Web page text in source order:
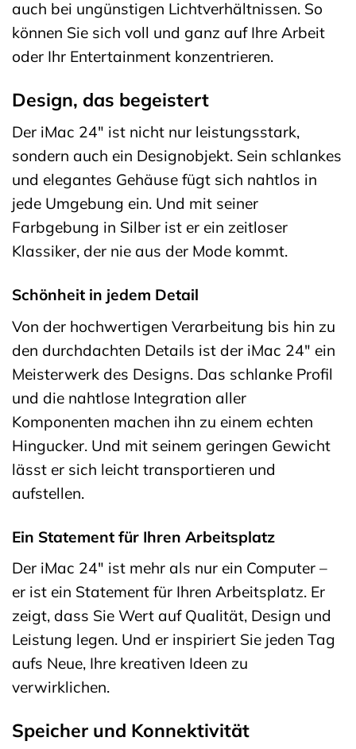
auch bei ungünstigen Lichtverhältnissen. So
können Sie sich voll und ganz auf Ihre Arbeit
oder Ihr Entertainment konzentrieren.
Design, das begeistert
Der iMac 24″ ist nicht nur leistungsstark,
sondern auch ein Designobjekt. Sein schlankes
und elegantes Gehäuse fügt sich nahtlos in
jede Umgebung ein. Und mit seiner
Farbgebung in Silber ist er ein zeitloser
Klassiker, der nie aus der Mode kommt.
Schönheit in jedem Detail
Von der hochwertigen Verarbeitung bis hin zu
den durchdachten Details ist der iMac 24″ ein
Meisterwerk des Designs. Das schlanke Profil
und die nahtlose Integration aller
Komponenten machen ihn zu einem echten
Hingucker. Und mit seinem geringen Gewicht
lässt er sich leicht transportieren und
aufstellen.
Ein Statement für Ihren Arbeitsplatz
Der iMac 24″ ist mehr als nur ein Computer –
er ist ein Statement für Ihren Arbeitsplatz. Er
zeigt, dass Sie Wert auf Qualität, Design und
Leistung legen. Und er inspiriert Sie jeden Tag
aufs Neue, Ihre kreativen Ideen zu
verwirklichen.
Speicher und Konnektivität